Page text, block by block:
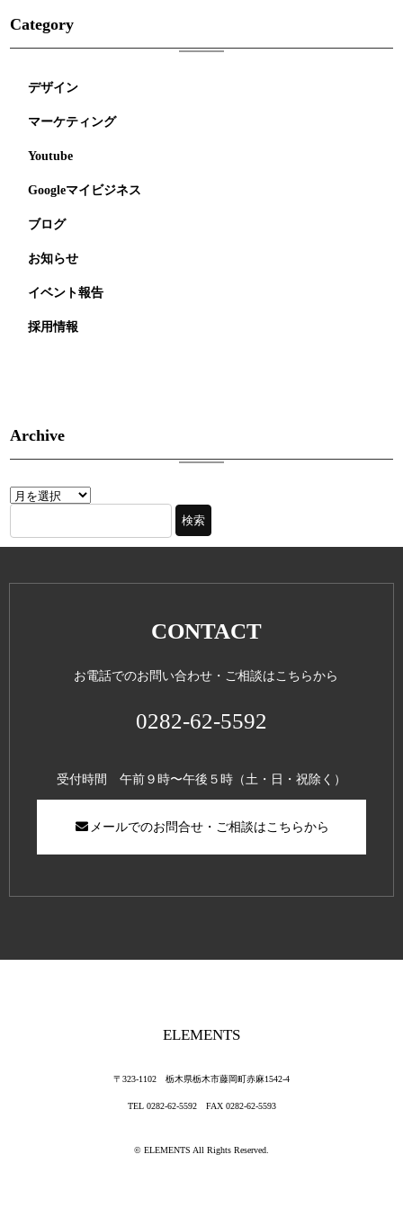
Category
デザイン
マーケティング
Youtube
Googleマイビジネス
ブログ
お知らせ
イベント報告
採用情報
Archive
CONTACT
お電話でのお問い合わせ・ご相談はこちらから
0282-62-5592
受付時間 午前９時〜午後５時（土・日・祝除く）
メールでのお問合せ・ご相談はこちらから
ELEMENTS
〒323-1102 栃木県栃木市藤岡町赤麻1542-4
TEL 0282-62-5592 FAX 0282-62-5593
© ELEMENTS All Rights Reserved.